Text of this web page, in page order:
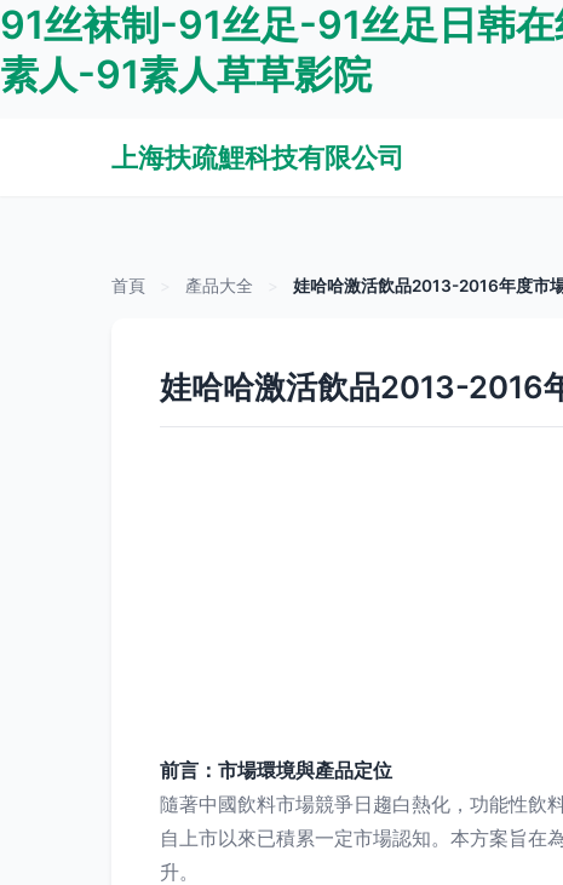
91丝袜制-91丝足-91丝足日韩
素人-91素人草草影院
上海扶疏鯉科技有限公司
首頁 產品大全 娃哈哈激活飲品2013-2016年度市
娃哈哈激活飲品2013-2016
前言：市場環境與產品定位
隨著中國飲料市場競爭日趨白熱化，功能性飲
自上市以來已積累一定市場認知。本方案旨在
升。